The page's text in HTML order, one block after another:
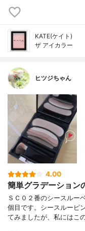
KATE(ケイト)
ザ アイカラー
ヒツジちゃん
4.00
簡単グラデーション
ＳＣ０２番のシースルー
個目です。シースルーピ
てみましたが、私にはこ